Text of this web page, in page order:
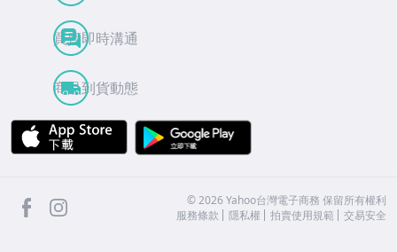
買賣即時溝通
商品到貨動態
APP Store
facebook ©2026 Yahoo台灣電子商務 保留所有權利
服務條款
隱私權 拍賣使用規範 交易安全